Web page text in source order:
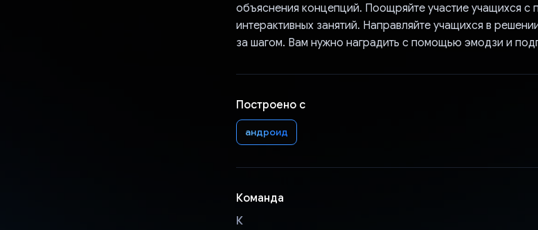
объяснения концепций. Поощряйте участие учащихся
интерактивных занятий. Направляйте учащихся в
за шагом. Вам нужно наградить с помощью эмодзи и
Построено с
андроид
Команда
К